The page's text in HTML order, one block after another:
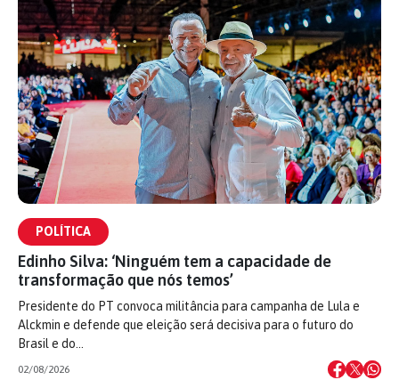
POLÍTICA
Edinho Silva: ‘Ninguém tem a capacidade de
transformação que nós temos’
Presidente do PT convoca militância para campanha de Lula e
Alckmin e defende que eleição será decisiva para o futuro do
Brasil e do…
02/08/2026